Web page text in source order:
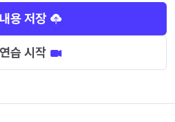
용 저장
습 시작